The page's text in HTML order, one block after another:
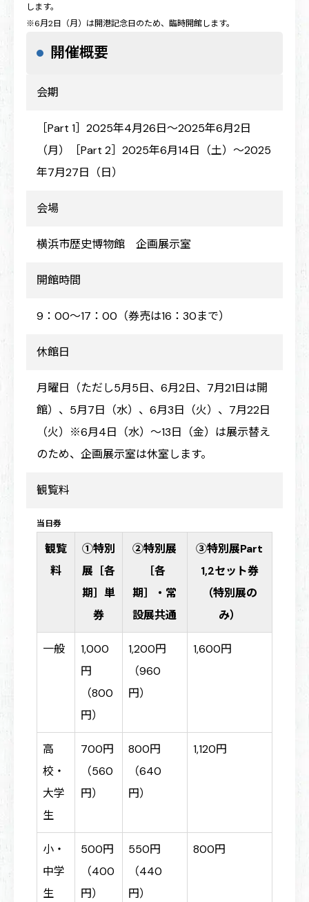
します。
※6月2日（月）は開港記念日のため、臨時開館します。
開催概要
会期
［Part 1］2025年4月26日～2025年6月2日
（月）［Part 2］2025年6月14日（土）～2025
年7月27日（日）
会場
横浜市歴史博物館 企画展示室
開館時間
9：00～17：00（券売は16：30まで）
休館日
月曜日（ただし5月5日、6月2日、7月21日は開
館）、5月7日（水）、6月3日（火）、7月22日
（火）※6月4日（水）～13日（金）は展示替え
のため、企画展示室は休室します。
観覧料
当日券
観覧
料
①特別
展［各
期］単
券
②特別展
［各
期］・常
設展共通
③特別展Part
1,2セット券
（特別展の
み）
一般
1,000
円
（800
円）
1,200円
（960
円）
1,600円
高
校・
大学
生
700円
（560
円）
800円
（640
円）
1,120円
小・
中学
生
500円
（400
円）
550円
（440
円）
800円